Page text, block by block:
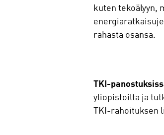
kuten tekoälyyn,
rahasta osansa.
TKI-
yliopistoilta ja
TKI-rahoituksen